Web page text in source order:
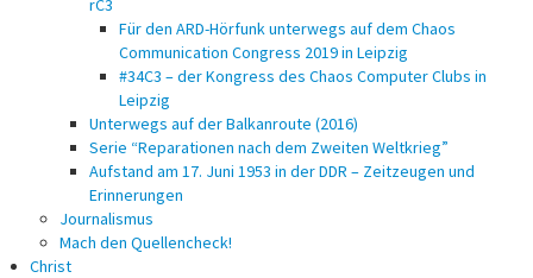
rC3
Für den ARD-Hörfunk unterwegs auf dem Chaos
Communication Congress 2019 in Leipzig
#34C3 – der Kongress des Chaos Computer Clubs in
Leipzig
Unterwegs auf der Balkanroute (2016)
Serie “Reparationen nach dem Zweiten Weltkrieg”
Aufstand am 17. Juni 1953 in der DDR – Zeitzeugen und
Erinnerungen
Journalismus
Mach den Quellencheck!
Christ